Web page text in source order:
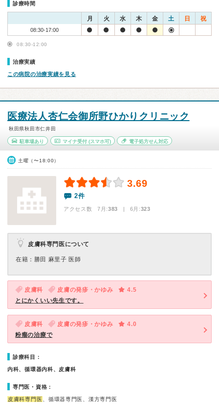
診療時間
月 火 水 木 金 土 日 祝
08:30-17:00
08:30-12:00
治療実績
この病院の治療実績を見る
医療法人杏仁会御所野ひかりクリニック
秋田県秋田市仁井田
駐車場あり マイナ受付(スマホ可) 電子処方せん対応
土曜（〜18:00）
3.69
2件
アクセス数 7月:383 | 6月:323
皮膚科専門医について
在籍：勝田 麻里子 医師
皮膚科 皮膚の発疹・かゆみ
4.5
とにかくいい先生です。
皮膚科 皮膚の発疹・かゆみ
4.0
粉瘤の治療で
診療科目：
内科、循環器内科、皮膚科
専門医・資格：
皮膚科専門医 、循環器専門医、漢方専門医